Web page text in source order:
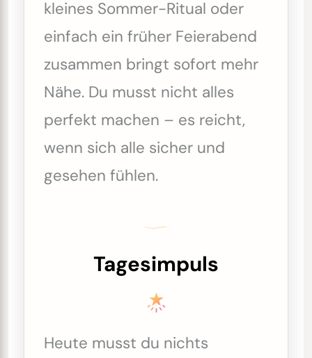
kleines Sommer-Ritual oder
einfach ein früher Feierabend
zusammen bringt sofort mehr
Nähe. Du musst nicht alles
perfekt machen – es reicht,
wenn sich alle sicher und
gesehen fühlen.
Tagesimpuls
Heute musst du nichts